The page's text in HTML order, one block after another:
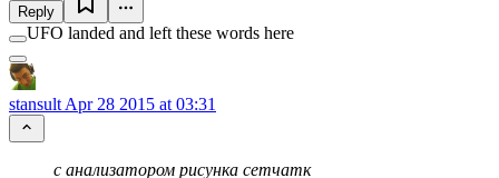
Reply
UFO landed and left these words here
stansult Apr 28 2015 at 03:31
с анализатором рисунка сетчатк